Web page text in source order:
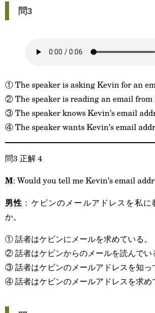
問3
① The speaker is asking Kevin for an
② The speaker is reading an email from
③ The speaker knows Kevin’s email
④ The speaker wants Kevin’s email
問3 正解 4
M: Would you tell me Kevin’s email
男性 ：ケビンのメールアドレスを私
か。
① 話者はケビンにメールを求めている。
② 話者はケビンからのメールを読んでい
③ 話者はケビンのメールアドレスを知っ
④ 話者はケビンのメールアドレスを求め